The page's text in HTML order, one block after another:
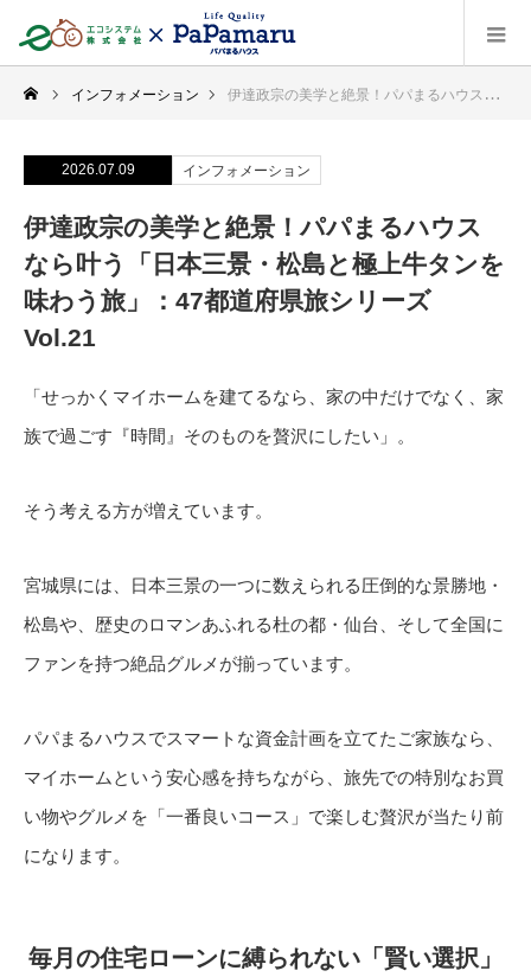
インフォメーション 伊達政宗の美学と絶景！パパまるハウスなら叶う「日本三景・松島と極上牛タンを味わう旅」：47都道府県旅シリーズ Vol.21
2026.07.09 インフォメーション
伊達政宗の美学と絶景！パパまるハウス
なら叶う「日本三景・松島と極上牛タンを
味わう旅」：47都道府県旅シリーズ
Vol.21
「せっかくマイホームを建てるなら、家の中だけでなく、家
族で過ごす『時間』そのものを贅沢にしたい」。
そう考える方が増えています。
宮城県には、日本三景の一つに数えられる圧倒的な景勝地・
松島や、歴史のロマンあふれる杜の都・仙台、そして全国に
ファンを持つ絶品グルメが揃っています。
パパまるハウスでスマートな資金計画を立てたご家族なら、
マイホームという安心感を持ちながら、旅先での特別なお買
い物やグルメを「一番良いコース」で楽しむ贅沢が当たり前
になります。
毎月の住宅ローンに縛られない「賢い選択」